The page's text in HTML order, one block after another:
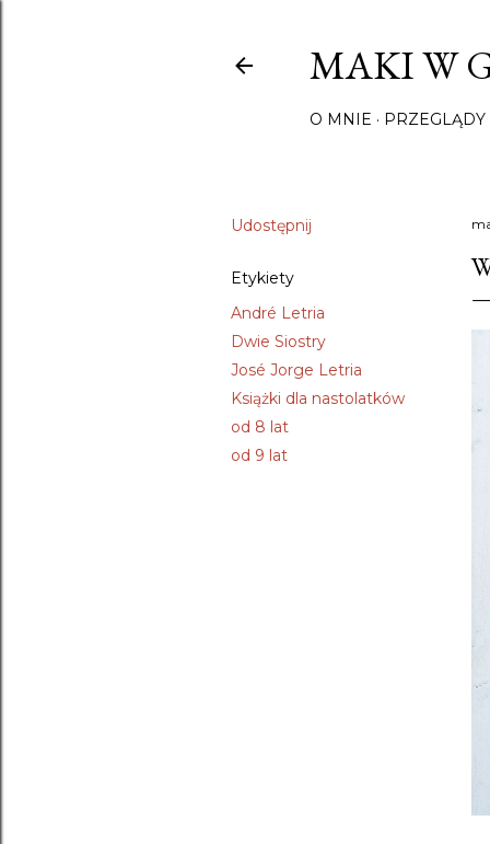
MAKI W
O MNIE PRZEGLĄDY
Udostępnij
Etykiety
André Letria
Dwie Siostry
José Jorge Letria
Książki dla nastolatków
od 8 lat
od 9 lat